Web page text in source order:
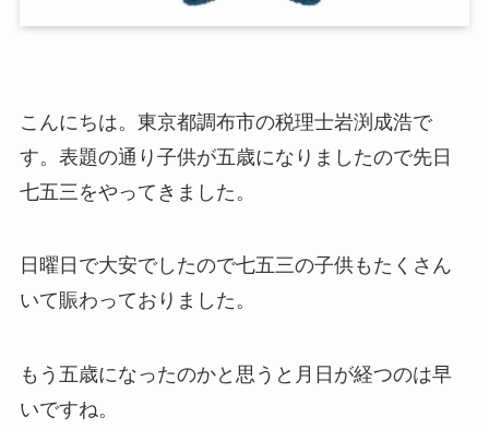
こんにちは。東京都調布市の税理士岩渕成浩で
す。表題の通り子供が五歳になりましたので先日
七五三をやってきました。
日曜日で大安でしたので七五三の子供もたくさん
いて賑わっておりました。
もう五歳になったのかと思うと月日が経つのは早
いですね。